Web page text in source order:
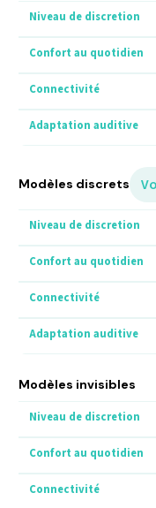
Modèles discrets
Modèles invisibles